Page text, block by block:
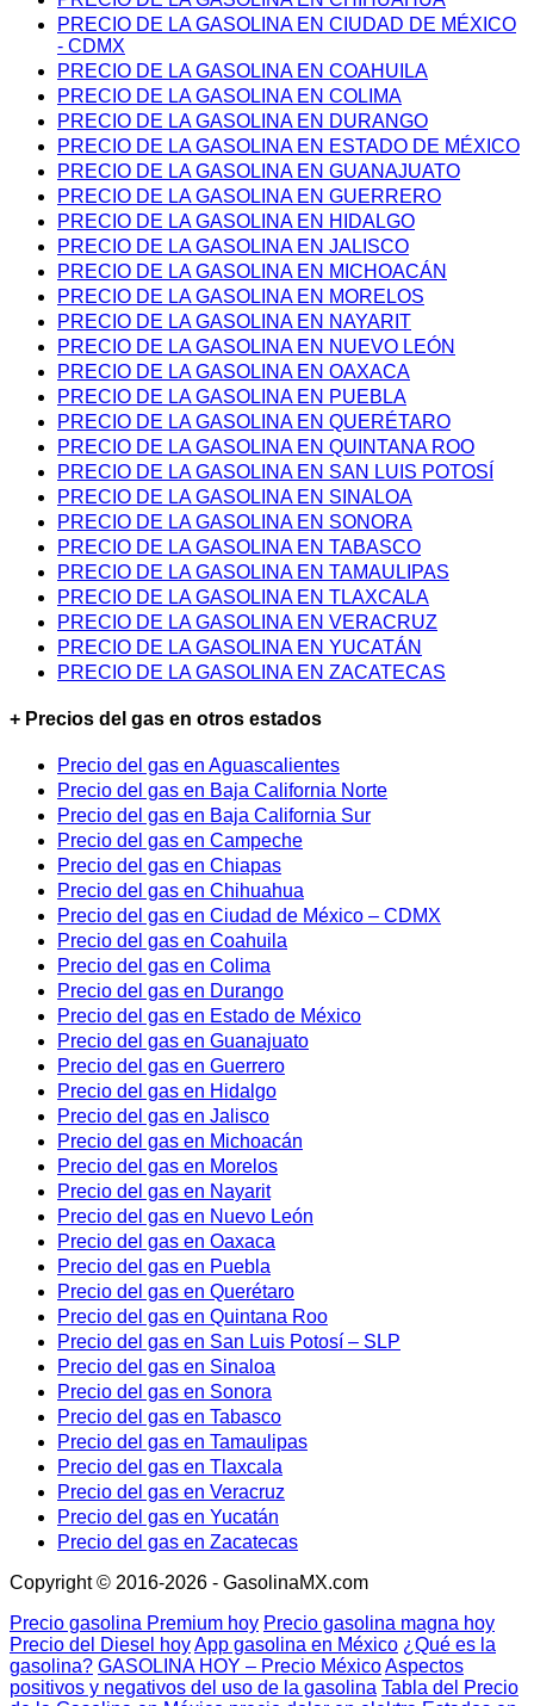
PRECIO DE LA GASOLINA EN CIUDAD DE MÉXICO
- CDMX
PRECIO DE LA GASOLINA EN COAHUILA
PRECIO DE LA GASOLINA EN COLIMA
PRECIO DE LA GASOLINA EN DURANGO
PRECIO DE LA GASOLINA EN ESTADO DE MÉXICO
PRECIO DE LA GASOLINA EN GUANAJUATO
PRECIO DE LA GASOLINA EN GUERRERO
PRECIO DE LA GASOLINA EN HIDALGO
PRECIO DE LA GASOLINA EN JALISCO
PRECIO DE LA GASOLINA EN MICHOACÁN
PRECIO DE LA GASOLINA EN MORELOS
PRECIO DE LA GASOLINA EN NAYARIT
PRECIO DE LA GASOLINA EN NUEVO LEÓN
PRECIO DE LA GASOLINA EN OAXACA
PRECIO DE LA GASOLINA EN PUEBLA
PRECIO DE LA GASOLINA EN QUERÉTARO
PRECIO DE LA GASOLINA EN QUINTANA ROO
PRECIO DE LA GASOLINA EN SAN LUIS POTOSÍ
PRECIO DE LA GASOLINA EN SINALOA
PRECIO DE LA GASOLINA EN SONORA
PRECIO DE LA GASOLINA EN TABASCO
PRECIO DE LA GASOLINA EN TAMAULIPAS
PRECIO DE LA GASOLINA EN TLAXCALA
PRECIO DE LA GASOLINA EN VERACRUZ
PRECIO DE LA GASOLINA EN YUCATÁN
PRECIO DE LA GASOLINA EN ZACATECAS
+ Precios del gas en otros estados
Precio del gas en Aguascalientes
Precio del gas en Baja California Norte
Precio del gas en Baja California Sur
Precio del gas en Campeche
Precio del gas en Chiapas
Precio del gas en Chihuahua
Precio del gas en Ciudad de México – CDMX
Precio del gas en Coahuila
Precio del gas en Colima
Precio del gas en Durango
Precio del gas en Estado de México
Precio del gas en Guanajuato
Precio del gas en Guerrero
Precio del gas en Hidalgo
Precio del gas en Jalisco
Precio del gas en Michoacán
Precio del gas en Morelos
Precio del gas en Nayarit
Precio del gas en Nuevo León
Precio del gas en Oaxaca
Precio del gas en Puebla
Precio del gas en Querétaro
Precio del gas en Quintana Roo
Precio del gas en San Luis Potosí – SLP
Precio del gas en Sinaloa
Precio del gas en Sonora
Precio del gas en Tabasco
Precio del gas en Tamaulipas
Precio del gas en Tlaxcala
Precio del gas en Veracruz
Precio del gas en Yucatán
Precio del gas en Zacatecas
Copyright © 2016-2026 - GasolinaMX.com
Precio gasolina Premium hoy Precio gasolina magna hoy
Precio del Diesel hoyApp gasolina en México ¿Qué es la
gasolina? GASOLINA HOY – Precio MéxicoAspectos
positivos y negativos del uso de la gasolina Tabla del Precio